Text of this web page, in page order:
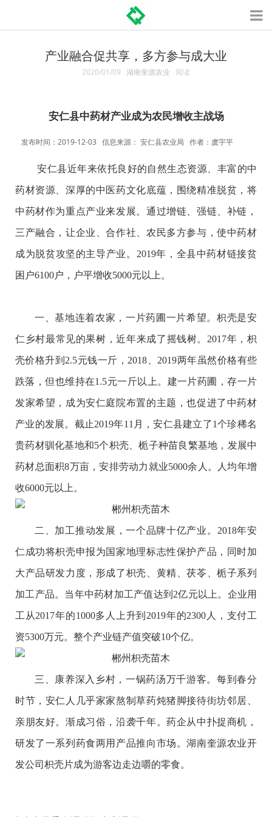
产业融合促共享，多方参与成大业
2020/01/09 湖南奎源农业 阅读
安仁县中药材产业成为农民增收主战场
发布时间：2019-12-03 信息来源： 安仁县农业局 作者：虞宇平
安仁县近年来依托良好的自然生态资源、丰富的中
药材资源、深厚的中医药文化底蕴，围绕精准脱贫，将
中药材作为重点产业来发展。通过增链、强链、补链，
三产融合，让企业、合作社、农民多方参与，使中药材
成为脱贫攻坚的主导产业。2019年，全县中药材链接贫
困户6100户，户平增收5000元以上。
一、基地连着农家，一片药圃一片希望。枳壳是安
仁乡村最常见的果树，近年来成了摇钱树。2017年，枳
壳价格升到2.5元钱一斤，2018、2019两年虽然价格有些
跌落，但也维持在1.5元一斤以上。建一片药圃，存一片
发家希望，成为安仁庭院布置的主题，也促进了中药材
产业的发展。截止2019年11月，安仁县建立了1个珍稀名
贵药材驯化基地和5个枳壳、栀子种苗良繁基地，发展中
药材总面积8万亩，安排劳动力就业5000余人。人均年增
收6000元以上。
二、加工推动发展，一个品牌十亿产业。2018年安
仁成功将枳壳申报为国家地理标志性保护产品，同时加
大产品研发力度，形成了枳壳、黄精、茯苓、栀子系列
加工产品。当年中药材加工产值达到2亿元以上。企业用
工从2017年的1000多人上升到2019年的2300人，支付工
资5300万元。整个产业链产值突破10个亿。
三、康养深入乡村，一锅药汤万千游客。每到春分
时节，安仁人几乎家家熬制草药炖猪脚接待街坊邻居、
亲朋友好。渐成习俗，沿袭千年。药企从中扑捉商机，
研发了一系列药食两用产品推向市场。湖南奎源农业开
发公司枳壳片成为游客边走边嚼的零食。